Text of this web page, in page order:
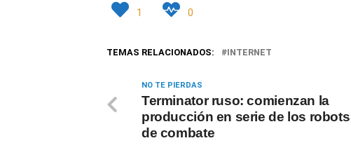
1 0
TEMAS RELACIONADOS: INTERNET
NO TE PIERDAS
Terminator ruso: comienzan la
producción en serie de los robots
de combate